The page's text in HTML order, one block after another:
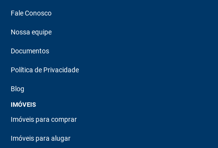
Fale Conosco
Nossa equipe
Documentos
Política de Privacidade
Blog
IMÓVEIS
Imóveis para comprar
Imóveis para alugar